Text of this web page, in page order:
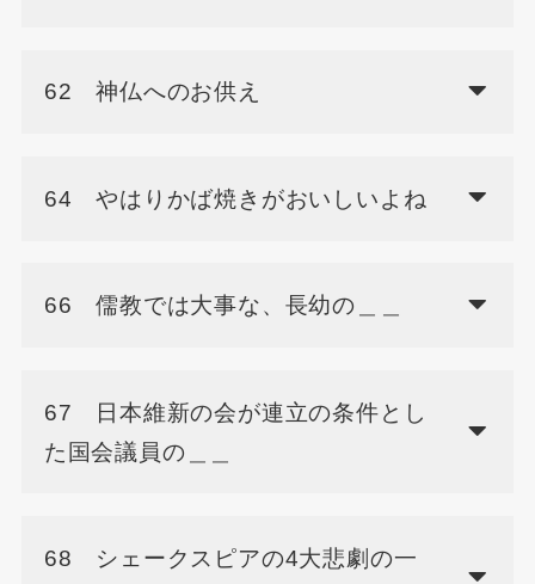
62 神仏へのお供え
64 やはりかば焼きがおいしいよね
66 儒教では大事な、長幼の＿＿
67 日本維新の会が連立の条件とし
た国会議員の＿＿
68 シェークスピアの4大悲劇の一